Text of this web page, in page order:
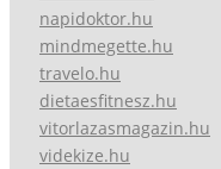
napidoktor.hu
mindmegette.hu
travelo.hu
dietaesfitnesz.hu
vitorlazasmagazin.hu
videkize.hu